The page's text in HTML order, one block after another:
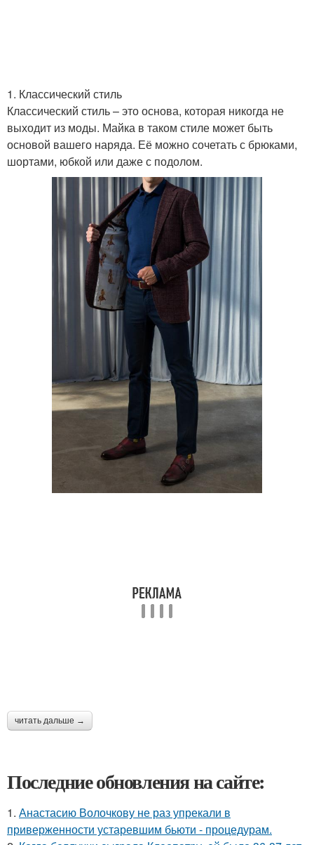
1. Классический стиль
Классический стиль – это основа, которая никогда не
выходит из моды. Майка в таком стиле может быть
основой вашего наряда. Её можно сочетать с брюками,
шортами, юбкой или даже с подолом.
читать дальше →
Последние обновления на сайте:
1. Анастасию Волочкову не раз упрекали в
приверженности устаревшим бьюти - процедурам.